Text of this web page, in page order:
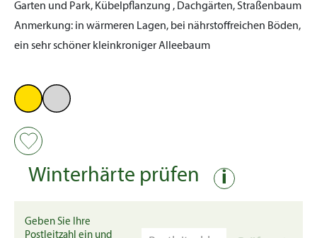
Garten und Park, Kübelpflanzung , Dachgärten, Straßenbaum
Anmerkung: in wärmeren Lagen, bei nährstoffreichen Böden,
ein sehr schöner kleinkroniger Alleebaum
Winterhärte prüfen i
Geben Sie Ihre
Postleitzahl ein und